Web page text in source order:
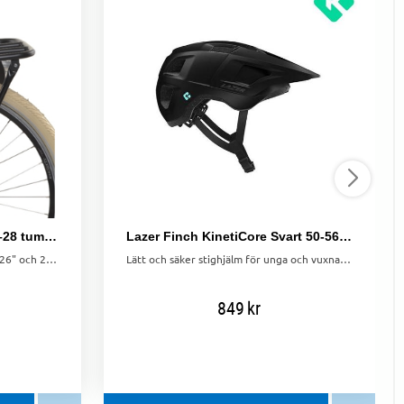
Pakethållare fram Svart, 26–28 tum, 30x31 cm, max 10 kg
Pakethållare fram i aluminium för 26" och 28" cyklar. Snygg och stabil design, max last 10 kg.
Lazer Finch KinetiCore Svart 50-56 cm
Lätt och säker stighjälm för unga och vuxna. Med integrerat visir, justerbart TurnSys-system och glasögonvänlig design.
849kr